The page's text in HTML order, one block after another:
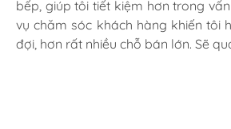
Mình rất mê cách nhân viên tư vấn,
tình, chu đáo tại Sayhome. Mình
cho mình và bố mẹ chồng,chất
bếp, giúp tôi tiết kiệm hơn trong
vụ chăm sóc khách hàng khiến tôi
đợi, hơn rất nhiều chỗ bán lớn. Sẽ